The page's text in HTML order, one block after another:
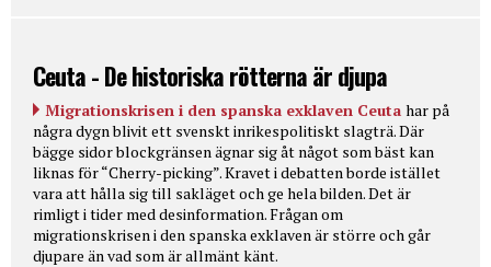
Ceuta - De historiska rötterna är djupa
Migrationskrisen i den spanska exklaven Ceuta har på
några dygn blivit ett svenskt inrikespolitiskt slagträ. Där
bägge sidor blockgränsen ägnar sig åt något som bäst kan
liknas för “Cherry-picking”. Kravet i debatten borde istället
vara att hålla sig till sakläget och ge hela bilden. Det är
rimligt i tider med desinformation. Frågan om
migrationskrisen i den spanska exklaven är större och går
djupare än vad som är allmänt känt.